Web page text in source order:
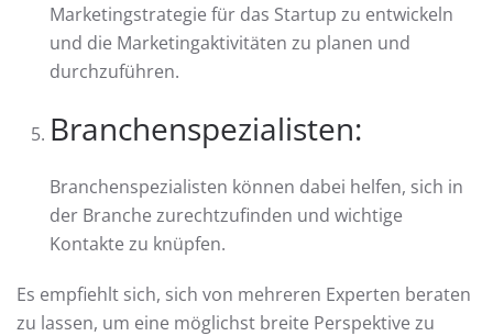
Marketingstrategie für das Startup zu entwickeln
und die Marketingaktivitäten zu planen und
durchzuführen.
Branchenspezialisten:
Branchenspezialisten können dabei helfen, sich in
der Branche zurechtzufinden und wichtige
Kontakte zu knüpfen.
Es empfiehlt sich, sich von mehreren Experten beraten
zu lassen, um eine möglichst breite Perspektive zu